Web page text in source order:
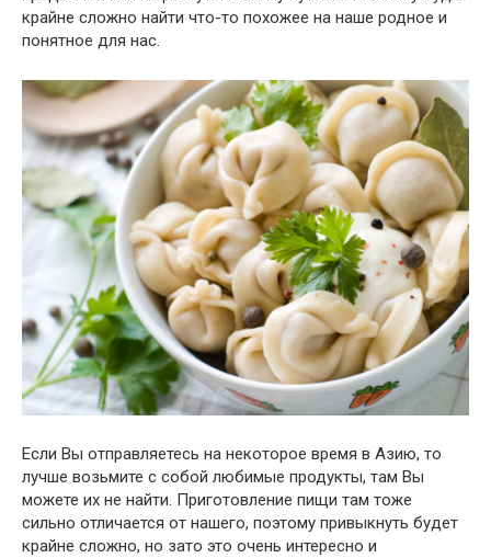
крайне сложно найти что-то похожее на наше родное и
понятное для нас.
Если Вы отправляетесь на некоторое время в Азию, то
лучше возьмите с собой любимые продукты, там Вы
можете их не найти. Приготовление пищи там тоже
сильно отличается от нашего, поэтому привыкнуть будет
крайне сложно, но зато это очень интересно и